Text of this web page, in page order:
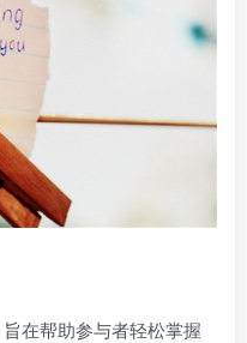
在帮助参与者轻松掌握